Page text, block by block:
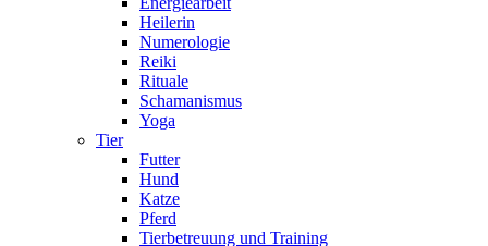
Heilerin
Numerologie
Reiki
Rituale
Schamanismus
Yoga
Tier
Futter
Hund
Katze
Pferd
Tierbetreuung und Training